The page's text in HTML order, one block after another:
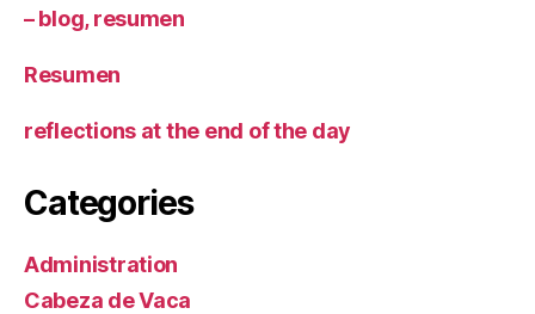
– blog, resumen
Resumen
reflections at the end of the day
Categories
Administration
Cabeza de Vaca